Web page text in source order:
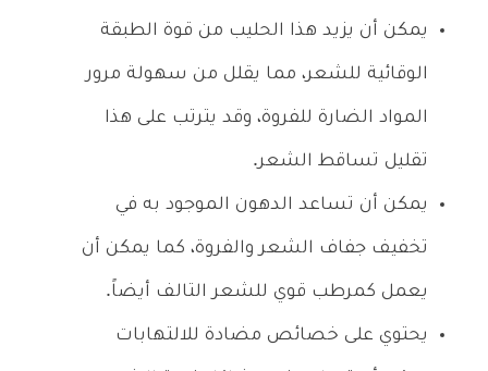
يمكن أن يزيد هذا الحليب من قوة الطبقة
الوقائية للشعر، مما يقلل من سهولة مرور
المواد الضارة للفروة، وقد يترتب على هذا
تقليل تساقط الشعر.
يمكن أن تساعد الدهون الموجود به في
تخفيف جفاف الشعر والفروة، كما يمكن أن
يعمل كمرطب قوي للشعر التالف أيضاً.
يحتوي على خصائص مضادة للالتهابات